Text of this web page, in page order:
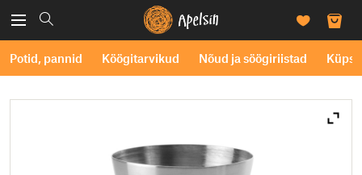
Potid, pannid Köögitarvikud Nõud ja söögiriistad